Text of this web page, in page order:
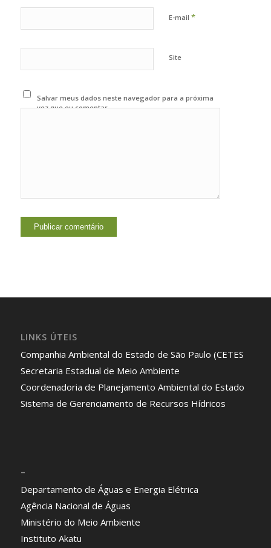
E-mail *
Site
Salvar meus dados neste navegador para a próxima
vez que eu comentar.
LINKS ÚTEIS
Companhia Ambiental do Estado de São Paulo (CETES
Secretaria Estadual de Meio Ambiente
Coordenadoria de Planejamento Ambiental do Estado
Sistema de Gerenciamento de Recursos Hídricos
–
Departamento de Águas e Energia Elétrica
Agência Nacional de Águas
Ministério do Meio Ambiente
Instituto Akatu